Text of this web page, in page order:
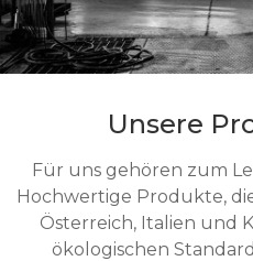
Unsere
Für uns gehören zum
Hochwertige Produkte,
Österreich, Italien und
ökologischen